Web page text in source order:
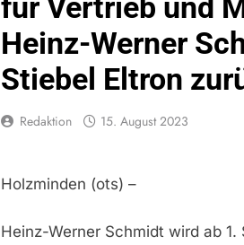
Heinz-Werner
Stiebel Eltron
Redaktion 15. August 2023
Holzminden (ots) –
Heinz-Werner Schmidt wird ab